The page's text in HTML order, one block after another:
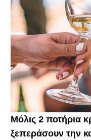
Μόλις 2 ποτήρια
ξεπεράσουν την